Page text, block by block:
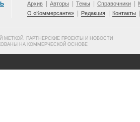
Архив Авторы Темы Справочники
О «Коммерсанте»
Редакция Контакты
МЕТКОЙ, ПАРТНЕРСКИЕ ПРОЕКТЫ И НОВОСТИ
НА КОММЕРЧЕСКОЙ ОСНОВЕ